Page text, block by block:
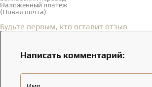
Наложенный платеж
(Новая почта)
Будьте первым, кто оставит отзыв
Написать комментарий: